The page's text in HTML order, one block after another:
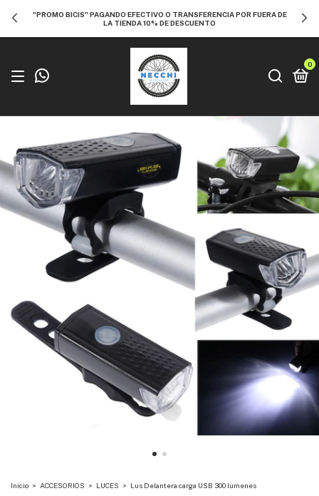
"PROMO BICIS" PAGANDO EFECTIVO O TRANSFERENCIA POR FUERA DE
LA TIENDA 10% DE DESCUENTO
0
Inicio > ACCESORIOS > LUCES > Lus Delantera carga USB 300 lumenes